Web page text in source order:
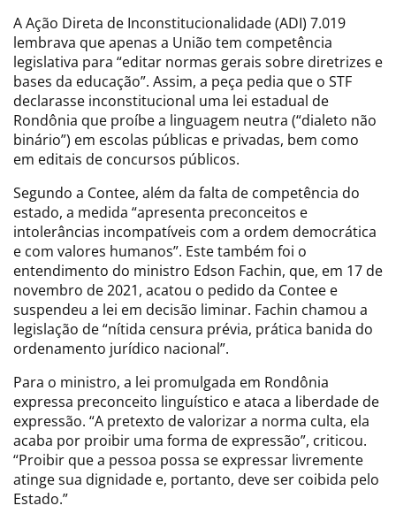
A Ação Direta de Inconstitucionalidade (ADI) 7.019
lembrava que apenas a União tem competência
legislativa para “editar normas gerais sobre diretrizes e
bases da educação”. Assim, a peça pedia que o STF
declarasse inconstitucional uma lei estadual de
Rondônia que proíbe a linguagem neutra (“dialeto não
binário”) em escolas públicas e privadas, bem como
em editais de concursos públicos.
Segundo a Contee, além da falta de competência do
estado, a medida “apresenta preconceitos e
intolerâncias incompatíveis com a ordem democrática
e com valores humanos”. Este também foi o
entendimento do ministro Edson Fachin, que, em 17 de
novembro de 2021, acatou o pedido da Contee e
suspendeu a lei em decisão liminar. Fachin chamou a
legislação de “nítida censura prévia, prática banida do
ordenamento jurídico nacional”.
Para o ministro, a lei promulgada em Rondônia
expressa preconceito linguístico e ataca a liberdade de
expressão. “A pretexto de valorizar a norma culta, ela
acaba por proibir uma forma de expressão”, criticou.
“Proibir que a pessoa possa se expressar livremente
atinge sua dignidade e, portanto, deve ser coibida pelo
Estado.”